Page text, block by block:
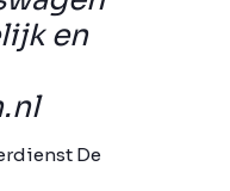
en
De